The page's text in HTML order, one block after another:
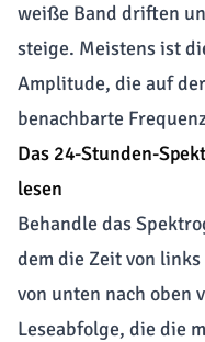
weiße Band driften
steige. Meistens ist
Amplitude, die auf
benachbarte
Das 24-Stunden-
lesen
Behandle das
dem die Zeit von
von unten nach oben
Leseabfolge, die die